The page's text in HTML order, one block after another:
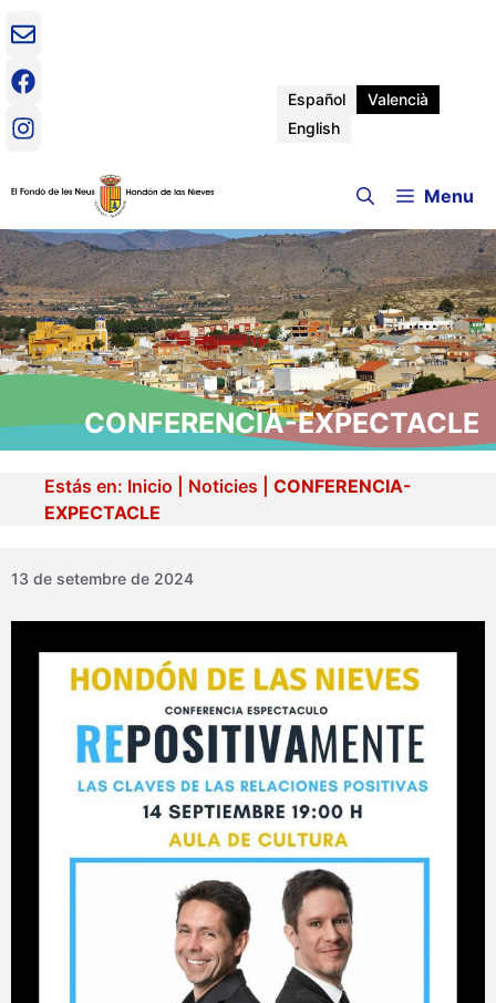
Vés
contingut
Español
Valencià
English
Menu
CONFERENCIA-EXPECTACLE
Estás en: Inicio Noticies
CONFERENCIA-
EXPECTACLE
13 de setembre de 2024